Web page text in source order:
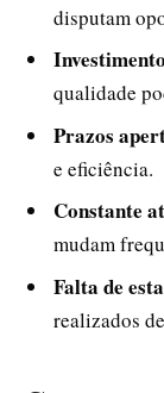
disputam
qualidade
Prazos
e eficiência.
Constante
mudam
Falta de
realizados